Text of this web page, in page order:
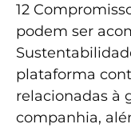
12
podem ser
plataforma
relacionadas à
companhia,